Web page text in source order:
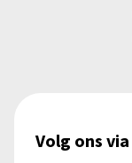
Volg ons via